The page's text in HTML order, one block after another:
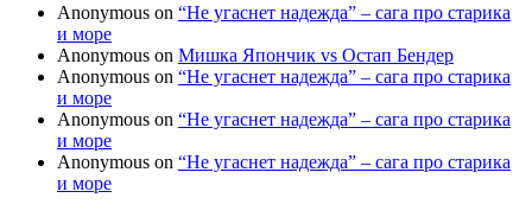
Anonymous on “Не угаснет надежда” – сага про старика
и море
Anonymous on Мишка Япончик vs Остап Бендер
Anonymous on “Не угаснет надежда” – сага про старика
и море
Anonymous on “Не угаснет надежда” – сага про старика
и море
Anonymous on “Не угаснет надежда” – сага про старика
и море